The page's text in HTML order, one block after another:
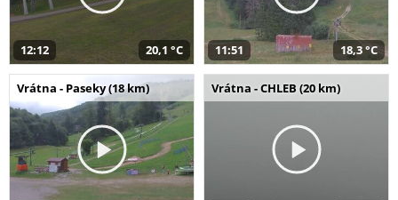
12:12 20,1 °C 11:51 18,3 °C
Vrátna - Paseky (18 km) Vrátna - CHLEB (20 km)